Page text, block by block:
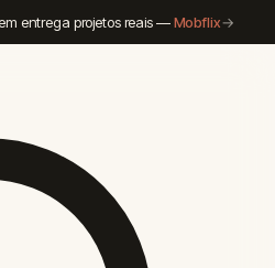
entrega projetos reais —Mobflix→